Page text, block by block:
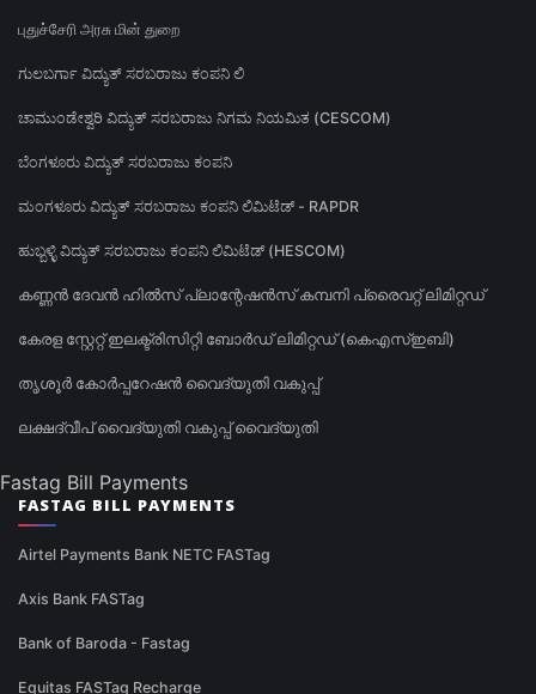
புதுச்சேரி அரசு மின் துறை
ಗುಲಬರ್ಗಾ ವಿದ್ಯುತ್ ಸರಬರಾಜು ಕಂಪನಿ ಲಿ
ಚಾಮುಂಡೇಶ್ವರಿ ವಿದ್ಯುತ್ ಸರಬರಾಜು ನಿಗಮ ನಿಯಮಿತ (CESCOM)
ಬೆಂಗಳೂರು ವಿದ್ಯುತ್ ಸರಬರಾಜು ಕಂಪನಿ
ಮಂಗಳೂರು ವಿದ್ಯುತ್ ಸರಬರಾಜು ಕಂಪನಿ ಲಿಮಿಟೆಡ್ - RAPDR
ಹುಬ್ಬಳ್ಳಿ ವಿದ್ಯುತ್ ಸರಬರಾಜು ಕಂಪನಿ ಲಿಮಿಟೆಡ್ (HESCOM)
കണ്ണൻ ദേവൻ ഹിൽസ് പ്ലാന്റേഷൻസ് കമ്പനി പ്രൈവറ്റ് ലിമിറ്റഡ്
കേരള സ്റ്റേറ്റ് ഇലക്ട്രിസിറ്റി ബോർഡ് ലിമിറ്റഡ് (കെഎസ്ഇബി)
തൃശൂർ കോർപ്പറേഷൻ വൈദ്യുതി വകുപ്പ്
ലക്ഷദ്വീപ് വൈദ്യുതി വകുപ്പ് വൈദ്യുതി
Fastag Bill Payments
FASTAG BILL PAYMENTS
Airtel Payments Bank NETC FASTag
Axis Bank FASTag
Bank of Baroda - Fastag
Equitas FASTag Recharge